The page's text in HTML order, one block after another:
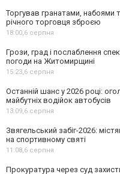
Торгував гранатами, набоями
річного торговця зброєю
18:00,6 серпня
Грози, град і послаблення
погоди на Житомирщині
15:23,6 серпня
Останній шанс у 2026 році:
майбутніх водійок автобусів
13:09,6 серпня
Звягельський забіг-2026:
на спортивному святі
11:08,6 серпня
Прокуратура через суд